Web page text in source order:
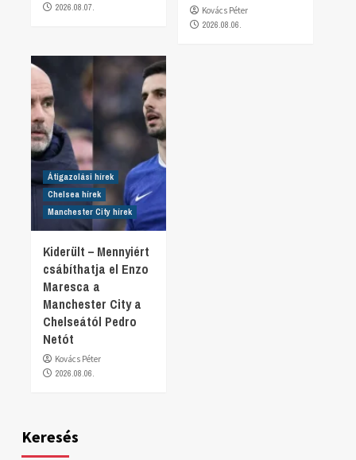
2026.08.07.
Kovács Péter
2026.08.06.
Átigazolási hírek
Chelsea hírek
Manchester City hírek
Kiderült – Mennyiért
csábíthatja el Enzo
Maresca a
Manchester City a
Chelseától Pedro
Netót
Kovács Péter
2026.08.06.
Keresés